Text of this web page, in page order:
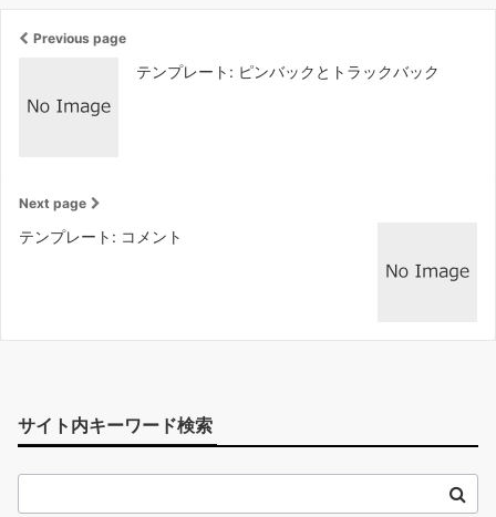
Previous page
テンプレート: ピンバックとトラックバック
Next page
テンプレート: コメント
サイト内キーワード検索